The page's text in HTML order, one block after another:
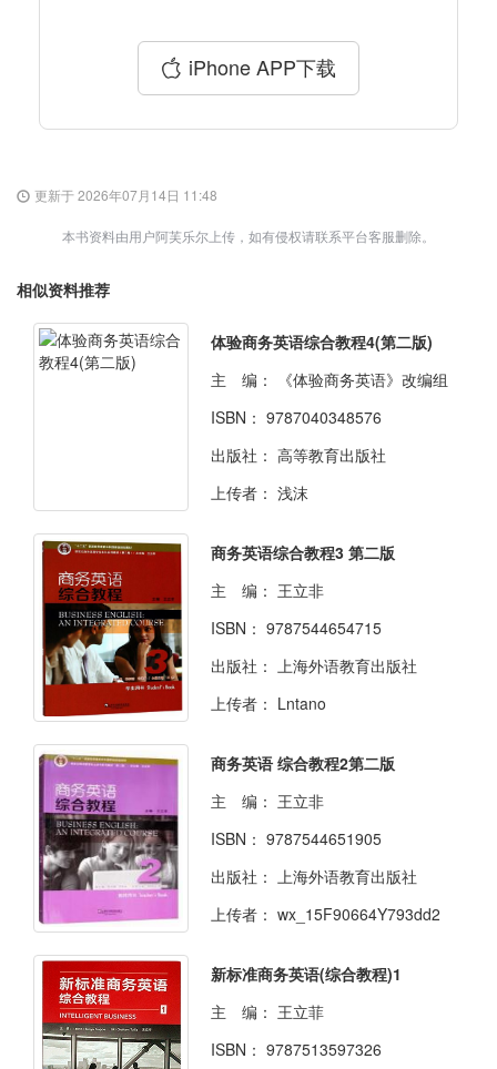
iPhone APP下载
更新于 2026年07月14日 11:48
本书资料由用户阿芙乐尔上传，如有侵权请联系平台客服删除。
相似资料推荐
体验商务英语综合教程4(第二版)
主 编：
《体验商务英语》改编组
ISBN： 9787040348576
出版社： 高等教育出版社
上传者： 浅沫
商务英语综合教程3 第二版
主 编： 王立非
ISBN： 9787544654715
出版社： 上海外语教育出版社
上传者： Lntano
商务英语 综合教程2第二版
主 编： 王立非
ISBN： 9787544651905
出版社： 上海外语教育出版社
上传者： wx_15F90664Y793dd2
新标准商务英语(综合教程)1
主 编： 王立菲
ISBN： 9787513597326